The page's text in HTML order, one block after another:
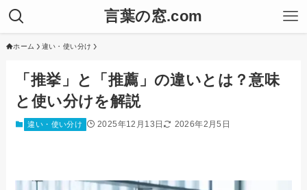
言葉の窓.com
ホーム 違い・使い分け
「推挙」と「推薦」の違いとは？意味
と使い分けを解説
違い・使い分け 2025年12月13日 2026年2月5日